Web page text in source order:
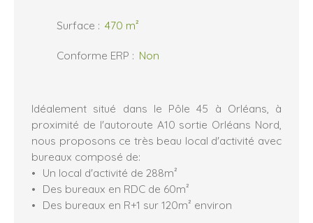
Surface : 470 m²
Conforme ERP : Non
Idéalement situé dans le Pôle 45 à Orléans, à
proximité de l'autoroute A10 sortie Orléans Nord,
nous proposons ce très beau local d'activité avec
bureaux composé de:
Un local d'activité de 288m²
Des bureaux en RDC de 60m²
Des bureaux en R+1 sur 120m² environ